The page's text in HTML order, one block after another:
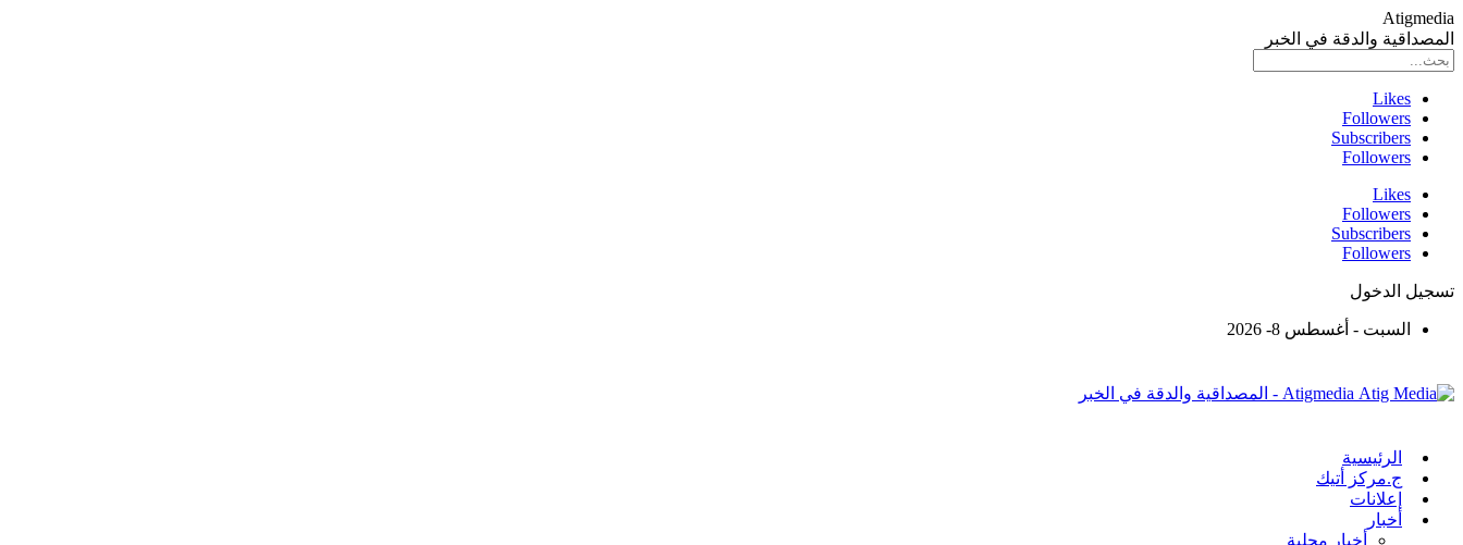
Atigmedia
المصداقية والدقة في الخبر
Likes
Followers
Subscribers
Followers
Likes
Followers
Subscribers
Followers
تسجيل الدخول
السبت - أغسطس 8- 2026
Atigmedia - المصداقية والدقة في الخبر
الرئيسية
ج.مركز أتيك
إعلانات
أخبار
أخبار محلية